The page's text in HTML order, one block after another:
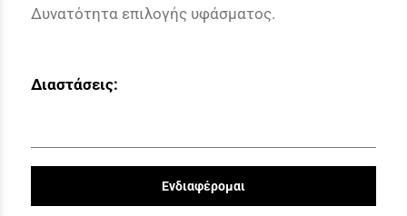
Δυνατότητα επιλογής υφάσματος.
Διαστάσεις:
Ενδιαφέρομαι